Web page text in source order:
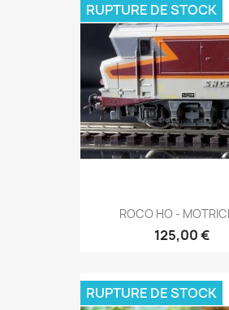
ROCO HO -
125,00 €
RUPTURE DE STOCK
RUPTURE DE STOCK